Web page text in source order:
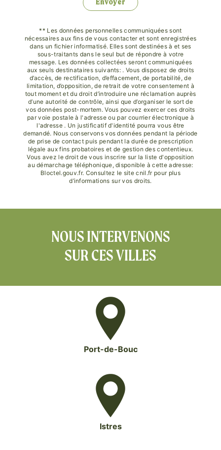
Envoyer
** Les données personnelles communiquées sont
nécessaires aux fins de vous contacter et sont enregistrées
dans un fichier informatisé. Elles sont destinées à et ses
sous-traitants dans le seul but de répondre à votre
message. Les données collectées seront communiquées
aux seuls destinataires suivants: . Vous disposez de droits
d’accès, de rectification, d’effacement, de portabilité, de
limitation, d’opposition, de retrait de votre consentement à
tout moment et du droit d’introduire une réclamation auprès
d’une autorité de contrôle, ainsi que d’organiser le sort de
vos données post-mortem. Vous pouvez exercer ces droits
par voie postale à l'adresse ou par courrier électronique à
l'adresse . Un justificatif d'identité pourra vous être
demandé. Nous conservons vos données pendant la période
de prise de contact puis pendant la durée de prescription
légale aux fins probatoires et de gestion des contentieux.
Vous avez le droit de vous inscrire sur la liste d'opposition
au démarchage téléphonique, disponible à cette adresse:
Bloctel.gouv.fr. Consultez le site cnil.fr pour plus
d’informations sur vos droits.
NOUS INTERVENONS
SUR CES VILLES
Port-de-Bouc
Istres